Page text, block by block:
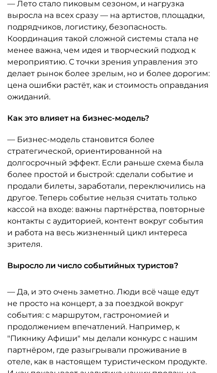
— Лето стало пиковым сезоном, и нагрузка
выросла на всех сразу — на артистов, площадки,
подрядчиков, логистику, безопасность.
Координация такой сложной системы стала не
менее важна, чем идея и творческий подход к
мероприятию. С точки зрения управления это
делает рынок более зрелым, но и более дорогим:
цена ошибки растёт, как и стоимость оправдания
ожиданий.
Как это влияет на бизнес-модель?
— Бизнес-модель становится более
стратегической, ориентированной на
долгосрочный эффект. Если раньше схема была
более простой и быстрой: сделали событие и
продали билеты, заработали, переключились на
другое. Теперь событие нельзя считать только
кассой на входе: важны партнёрства, повторные
контакты с аудиторией, контент вокруг события
и работа на весь жизненный цикл интереса
зрителя.
Выросло ли число событийных туристов?
— Да, и это очень заметно. Люди всё чаще едут
не просто на концерт, а за поездкой вокруг
события: с маршрутом, гастрономией и
продолжением впечатлений. Например, к
"Пикнику Афиши" мы делали конкурс с нашим
партнёром, где разыгрывали проживание в
отеле, как в настоящем туристическом продукте.